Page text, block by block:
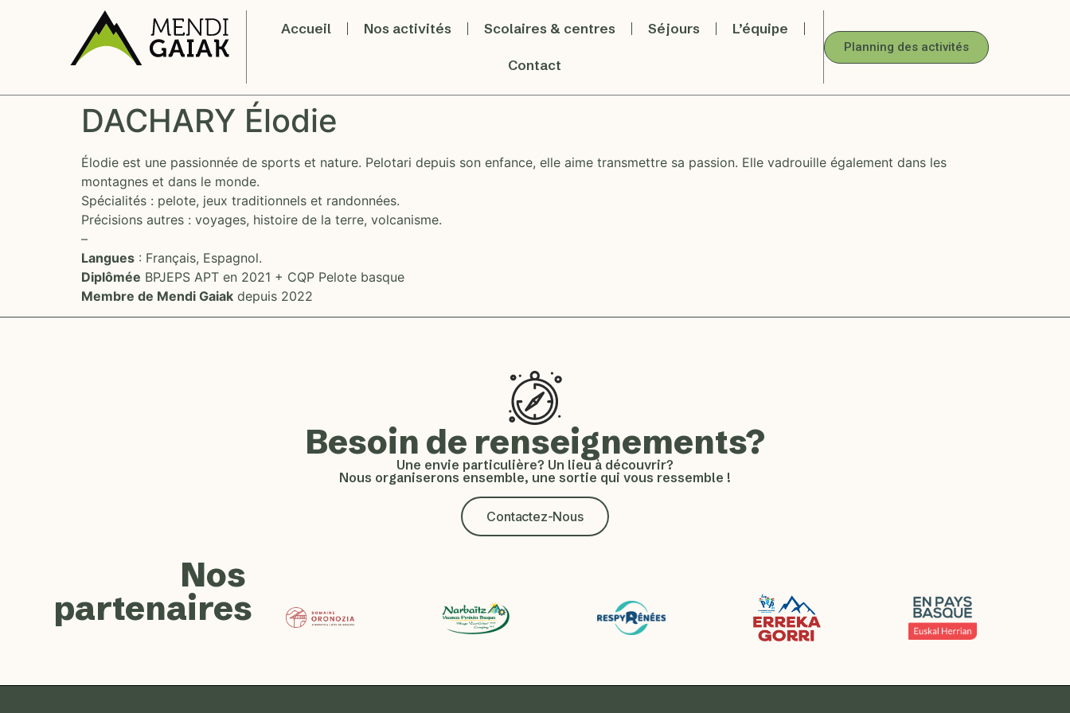
Accueil Nos activités Scolaires & centres Séjours L’équipe
Contact
Planning des activités
DACHARY Élodie
Élodie est une passionnée de sports et nature. Pelotari depuis son enfance, elle aime transmettre sa passion. Elle vadrouille également dans les
montagnes et dans le monde.
Spécialités : pelote, jeux traditionnels et randonnées.
Précisions autres : voyages, histoire de la terre, volcanisme.
–
Langues : Français, Espagnol.
Diplômée BPJEPS APT en 2021 + CQP Pelote basque
Membre de Mendi Gaiak depuis 2022
Besoin de renseignements?
Une envie particulière? Un lieu à découvrir?
Nous organiserons ensemble, une sortie qui vous ressemble !
Contactez-Nous
Nos
partenaires